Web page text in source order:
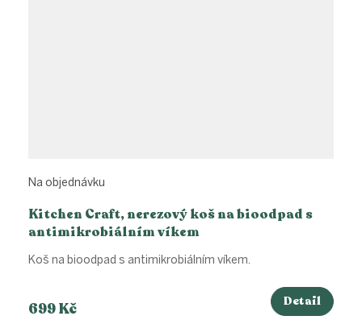
Kitchen Craft, nerezový koš na bioodpad s
antimikrobiálním víkem
Na objednávku
699 Kč Detail
Koš na bioodpad s antimikrobiálním víkem.